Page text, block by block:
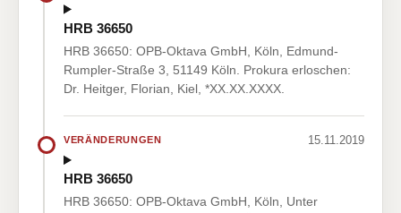
HRB 36650
HRB 36650: OPB-Oktava GmbH, Köln, Edmund-
Rumpler-Straße 3, 51149 Köln. Prokura erloschen:
Dr. Heitger, Florian, Kiel, *XX.XX.XXXX.
VERÄNDERUNGEN 15.11.2019
HRB 36650
HRB 36650: OPB-Oktava GmbH, Köln, Unter